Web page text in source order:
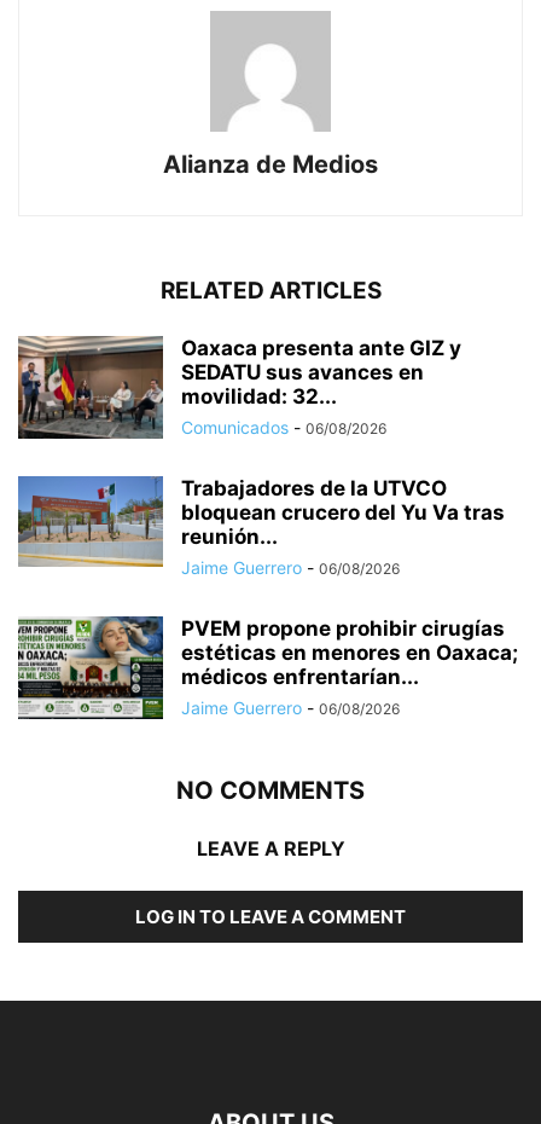
Alianza de Medios
RELATED ARTICLES
Oaxaca presenta ante GIZ y
SEDATU sus avances en
movilidad: 32...
Comunicados - 06/08/2026
Trabajadores de la UTVCO
bloquean crucero del Yu Va tras
reunión...
Jaime Guerrero - 06/08/2026
PVEM propone prohibir cirugías
estéticas en menores en Oaxaca;
médicos enfrentarían...
Jaime Guerrero - 06/08/2026
NO COMMENTS
LEAVE A REPLY
LOG IN TO LEAVE A COMMENT